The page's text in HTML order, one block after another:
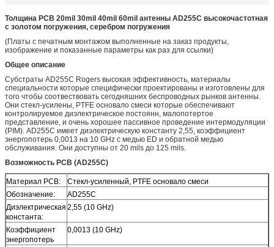
Толщина PCB 20mil 30mil 40mil 60mil антенны AD255C высокочастотная
с золотом погружения, серебром погружения
(Платы с печатным монтажом выполненные на заказ продукты,
изображение и показанные параметры как раз для ссылки)
Общее описание
Субстраты AD255C Rogers высокая эффективность, материалы
специальности которые специфически проектированы и изготовлены для
того чтобы соотвествовать сегодняшних беспроводных рынков антенны.
Они стекл-усилены, PTFE основало смеси которые обеспечивают
контролируемое диэлектрическое постоянн, малопотертое
представление, и очень хорошее пассивное проведение интермодуляции
(PIM). AD255C имеет диэлектрическую константу 2,55, коэффициент
энергопотерь 0,0013 на 10 GHz с медью ED и обратной медью
обслуживания. Они доступны от 20 mils до 125 mils.
Возможность PCB (AD255C)
Материал PCB:
Стекл-усиленный, PTFE основало смеси
Обозначение:
AD255C
Диэлектрическая
константа:
2,55 (10 GHz)
Коэффициент
энергопотерь
0,0013 (10 GHz)